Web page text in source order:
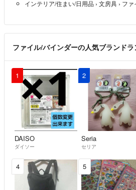
インテリア/住まい/日用品 › 文房具 › ファ
ファイル/バインダーの人気ブランド
1
DAISO
ダイソー
2
Seria
セリア
4 5